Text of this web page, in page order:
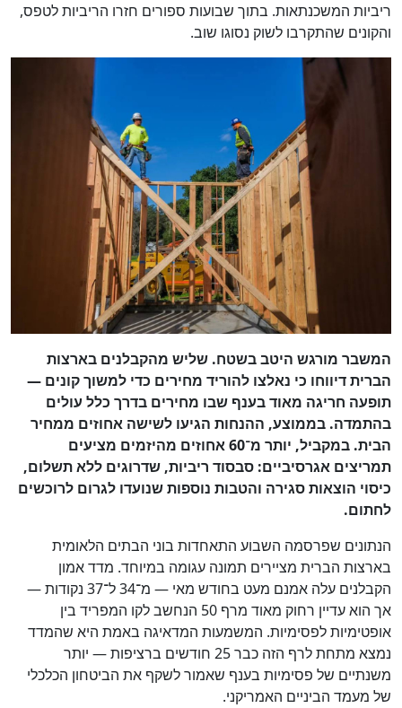
ריביות המשכנתאות. בתוך שבועות ספורים חזרו הריביות לטפס,
והקונים שהתקרבו לשוק נסוגו שוב.
המשבר מורגש היטב בשטח. שליש מהקבלנים בארצות
הברית דיווחו כי נאלצו להוריד מחירים כדי למשוך קונים —
תופעה חריגה מאוד בענף שבו מחירים בדרך כלל עולים
בהתמדה. בממוצע, ההנחות הגיעו לשישה אחוזים ממחיר
הבית. במקביל, יותר מ־60 אחוזים מהיזמים מציעים
תמריצים אגרסיביים: סבסוד ריביות, שדרוגים ללא תשלום,
כיסוי הוצאות סגירה והטבות נוספות שנועדו לגרום לרוכשים
לחתום.
הנתונים שפרסמה השבוע התאחדות בוני הבתים הלאומית
בארצות הברית מציירים תמונה עגומה במיוחד. מדד אמון
הקבלנים עלה אמנם מעט בחודש מאי — מ־34 ל־37 נקודות —
אך הוא עדיין רחוק מאוד מרף 50 הנחשב לקו המפריד בין
אופטימיות לפסימיות. המשמעות המדאיגה באמת היא שהמדד
נמצא מתחת לרף הזה כבר 25 חודשים ברציפות — יותר
משנתיים של פסימיות בענף שאמור לשקף את הביטחון הכלכלי
של מעמד הביניים האמריקני.